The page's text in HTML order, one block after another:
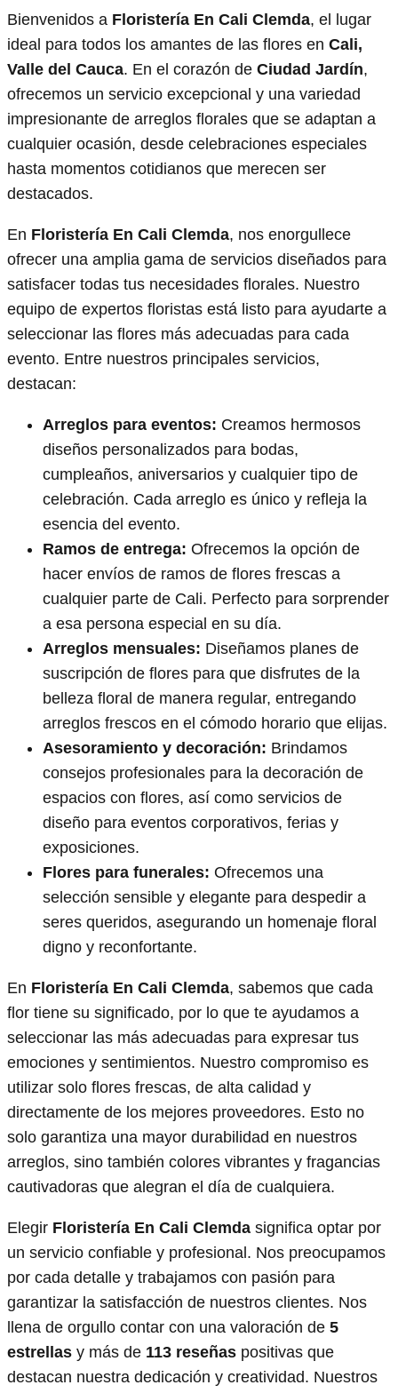
Bienvenidos a Floristería En Cali Clemda, el lugar
ideal para todos los amantes de las flores en Cali,
Valle del Cauca. En el corazón de Ciudad Jardín,
ofrecemos un servicio excepcional y una variedad
impresionante de arreglos florales que se adaptan a
cualquier ocasión, desde celebraciones especiales
hasta momentos cotidianos que merecen ser
destacados.
En Floristería En Cali Clemda, nos enorgullece
ofrecer una amplia gama de servicios diseñados para
satisfacer todas tus necesidades florales. Nuestro
equipo de expertos floristas está listo para ayudarte a
seleccionar las flores más adecuadas para cada
evento. Entre nuestros principales servicios,
destacan:
Arreglos para eventos: Creamos hermosos
diseños personalizados para bodas,
cumpleaños, aniversarios y cualquier tipo de
celebración. Cada arreglo es único y refleja la
esencia del evento.
Ramos de entrega: Ofrecemos la opción de
hacer envíos de ramos de flores frescas a
cualquier parte de Cali. Perfecto para sorprender
a esa persona especial en su día.
Arreglos mensuales: Diseñamos planes de
suscripción de flores para que disfrutes de la
belleza floral de manera regular, entregando
arreglos frescos en el cómodo horario que elijas.
Asesoramiento y decoración: Brindamos
consejos profesionales para la decoración de
espacios con flores, así como servicios de
diseño para eventos corporativos, ferias y
exposiciones.
Flores para funerales: Ofrecemos una
selección sensible y elegante para despedir a
seres queridos, asegurando un homenaje floral
digno y reconfortante.
En Floristería En Cali Clemda, sabemos que cada
flor tiene su significado, por lo que te ayudamos a
seleccionar las más adecuadas para expresar tus
emociones y sentimientos. Nuestro compromiso es
utilizar solo flores frescas, de alta calidad y
directamente de los mejores proveedores. Esto no
solo garantiza una mayor durabilidad en nuestros
arreglos, sino también colores vibrantes y fragancias
cautivadoras que alegran el día de cualquiera.
Elegir Floristería En Cali Clemda significa optar por
un servicio confiable y profesional. Nos preocupamos
por cada detalle y trabajamos con pasión para
garantizar la satisfacción de nuestros clientes. Nos
llena de orgullo contar con una valoración de 5
estrellas y más de 113 reseñas positivas que
destacan nuestra dedicación y creatividad. Nuestros